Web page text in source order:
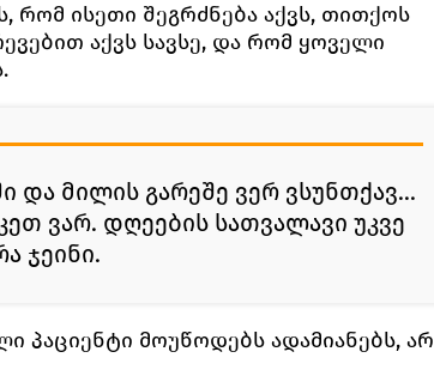
რომ ისეთი შეგრძნება აქვს, თითქოს
აქვს სავსე, და რომ ყოველი
და მილის გარეშე ვერ ვსუნთქავ...
ვარ. დღეების სათვალავი უკვე
ჯეინი.
პაციენტი მოუწოდებს ადამიანებს, არ